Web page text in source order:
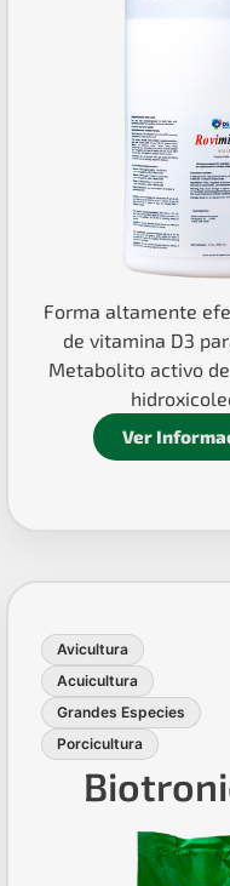
Forma altamente
de vitamina D3
Metabolito activo
Ver
Avicultura
Acuicultura
Grandes Especies
Porcicultura